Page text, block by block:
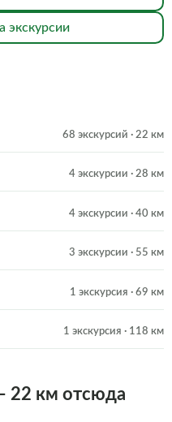
экскурсии
68 экскурсий · 22 км
4 экскурсии · 28 км
4 экскурсии · 40 км
3 экскурсии · 55 км
1 экскурсия · 69 км
1 экскурсия · 118 км
22 км отсюда